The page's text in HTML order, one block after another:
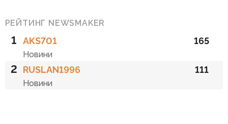
РЕЙТИНГ NEWSMAKER
1 AKS701
Новини
165
2 RUSLAN1996
Новини
111